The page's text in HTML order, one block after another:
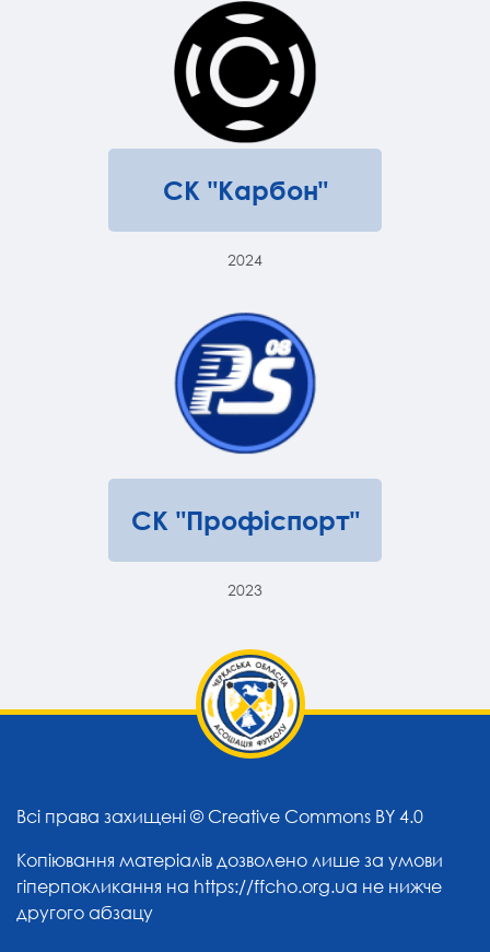
СК "Карбон"
2024
СК "Профіспорт"
2023
Всі права захищені © Creative Commons BY 4.0
Копіювання матеріалів дозволено лише за умови
гіперпокликання на https://ffcho.org.ua не нижче
другого абзацу